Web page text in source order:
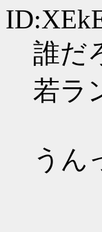
誰だ
若ラ
うん